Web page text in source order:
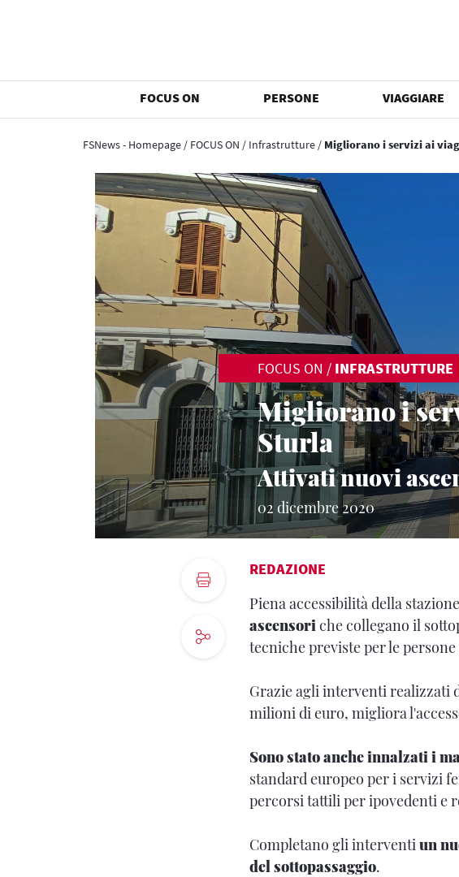
FOCUS ON PERSONE VIAGGIARE
FSNews - Homepage / FOCUS ON / Infrastrutture / Migliorano i servizi ai
FOCUS ON / INFRASTRUTTURE
Migliorano i
Sturla
Attivati nuovi
02 dicembre 2020
REDAZIONE
Piena accessibilità della
ascensoriche collegano il
tecniche previste per le
Grazie agli interventi realizzati
milioni di euro, migliora
Sono stato anche innalzati i
standard europeo per i servizi
percorsi tattili per ipovedenti e
Completano gli interventiun
del sottopassaggio.